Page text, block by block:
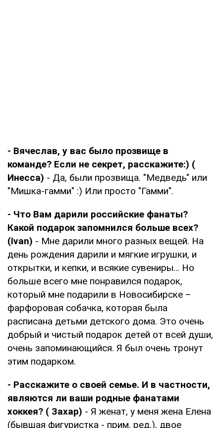
- Вячеслав, у вас было прозвище в
команде? Если не секрет, расскажите:) (
Инесса) - Да, были прозвища. "Медведь" или
"Мишка-гамми" :) Или просто "Гамми".
- Что Вам дарили российские фанаты?
Какой подарок запомнился больше всех?
(Ivan) - Мне дарили много разных вещей. На
день рождения дарили и мягкие игрушки, и
открытки, и кепки, и всякие сувениры… Но
больше всего мне понравился подарок,
который мне подарили в Новосибирске –
фарфоровая собачка, которая была
расписана детьми детского дома. Это очень
добрый и чистый подарок детей от всей души,
очень запоминающийся. Я был очень тронут
этим подарком.
- Расскажите о своей семье. И в частности,
являются ли ваши родные фанатами
хоккея? ( Захар) - Я женат, у меня жена Елена
(бывшая фигуристка - прим. ред.), двое